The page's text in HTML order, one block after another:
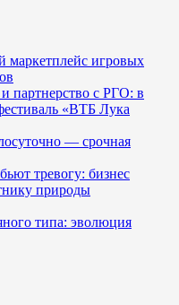
маркетплейс игровых
партнерство с РГО: в
«ВТБ Лука
— срочная
тревогу: бизнес
природы
типа: эволюция